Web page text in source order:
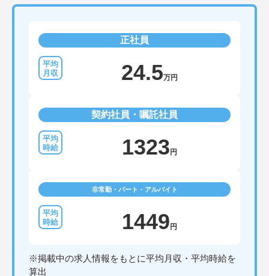
正社員
24.5万円
契約社員・嘱託社員
1323 円
非常勤・パート・アルバイト
1449 円
※掲載中の求人情報をもとに平均月収・平均時給を
算出